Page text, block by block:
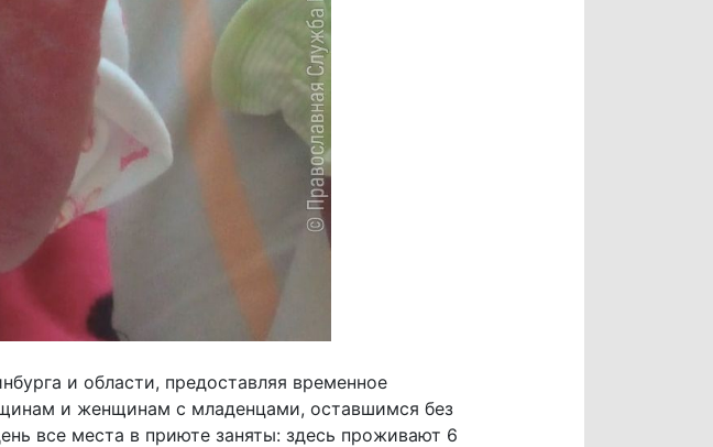
и области, предоставляя временное
и женщинам с младенцами, оставшимся без
все места в приюте заняты: здесь проживают 6